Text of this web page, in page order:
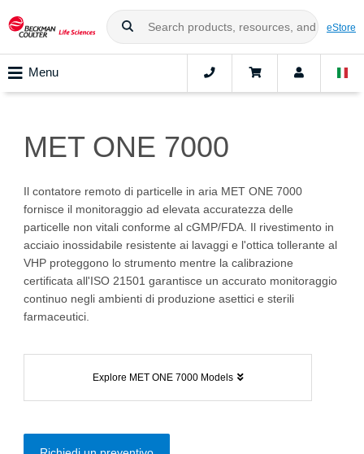
eStore
Menu
MET ONE 7000
Il contatore remoto di particelle in aria MET ONE 7000
fornisce il monitoraggio ad elevata accuratezza delle
particelle non vitali conforme al cGMP/FDA. Il rivestimento in
acciaio inossidabile resistente ai lavaggi e l'ottica tollerante al
VHP proteggono lo strumento mentre la calibrazione
certificata all'ISO 21501 garantisce un accurato monitoraggio
continuo negli ambienti di produzione asettici e sterili
farmaceutici.
Explore MET ONE 7000 Models